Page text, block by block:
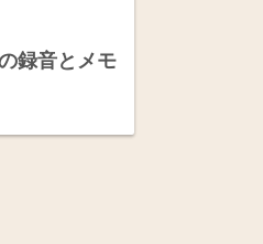
録音とメモ